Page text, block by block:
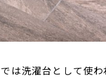
は洗濯台として使